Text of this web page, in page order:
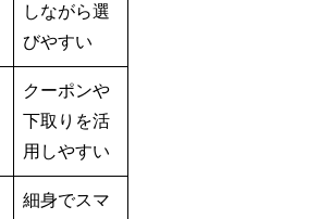
しながら選
びやすい
クーポンや
下取りを活
用しやすい
細身でスマ